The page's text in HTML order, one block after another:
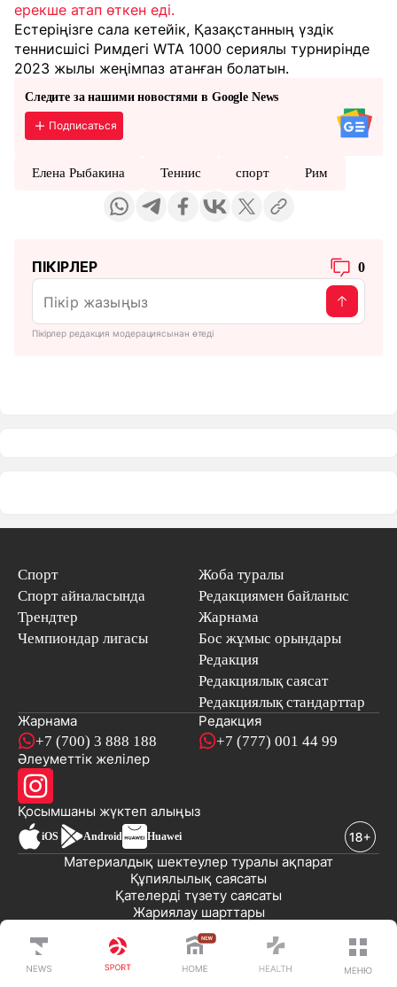
ерекше атап өткен еді.
Естеріңізге сала кетейік, Қазақстанның үздік
теннисшісі Римдегі WTA 1000 сериялы турнирінде
2023 жылы жеңімпаз атанған болатын.
Следите за нашими новостями в Google News
Подписаться
Елена Рыбакина Теннис спорт Рим
ПІКІРЛЕР 0
Пікірлер редакция модерациясынан өтеді
Спорт
Спорт айналасында
Трендтер
Чемпиондар лигасы
Жоба туралы
Редакциямен байланыс
Жарнама
Бос жұмыс орындары
Редакция
Редакциялық саясат
Редакциялық стандарттар
Жарнама
+7 (700) 3 888 188
Редакция
+7 (777) 001 44 99
Әлеуметтік желілер
Қосымшаны жүктеп алыңыз
iOS Android Huawei
Жариялау шарттары
Қателерді түзету саясаты
Құпиялылық саясаты
Материалдық шектеулер туралы ақпарат
© 2008-2026 «EML» ЖШС